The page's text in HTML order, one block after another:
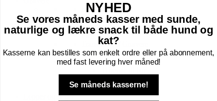
Foder til Gnavere
Godbidder
Legetøj
Pleje
Transport Af Gnavere
Seler og Liner til gnavere
Bure til Gnavere
Bund til Bur
Højtider gnaver
Lopper og tæger
NYHED
Se vores måneds kasser med sunde,
naturlige og lækre snack til både hund og
kat?
Kasserne kan bestilles som enkelt ordre eller på abonnement,
med fast levering hver måned!
Se måneds kasserne!